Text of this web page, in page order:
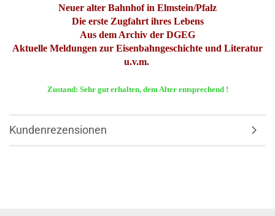
Neuer alter Bahnhof in Elmstein/Pfalz
Die erste Zugfahrt ihres Lebens
Aus dem Archiv der DGEG
Aktuelle Meldungen zur Eisenbahngeschichte und Literatur
u.v.m.
Zustand: Sehr gut erhalten, dem Alter entsprechend !
Kundenrezensionen